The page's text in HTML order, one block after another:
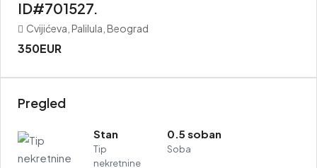
ID#701527.
Cvijićeva, Palilula, Beograd
350EUR
Pregled
Stan
Tip
nekretnine
0.5 soban
Soba